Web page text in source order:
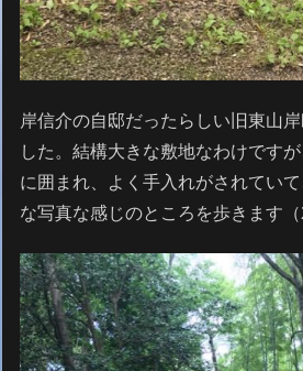
岸信介の自邸だったらしい旧東山
した。結構大きな敷地なわけです
に囲まれ、よく手入れがされてい
な写真な感じのところを歩きます（